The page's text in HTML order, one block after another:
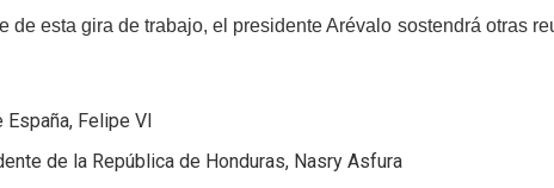
de esta gira de trabajo, el presidente Arévalo sostendrá otras
España, Felipe VI
de la República de Honduras, Nasry Asfura